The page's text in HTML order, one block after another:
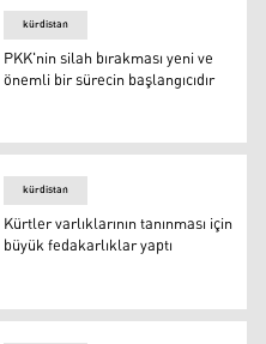
ve önemli bir sürecin
kürdistan
PKK'nin silah bırakması yeni ve
önemli bir sürecin başlangıcıdır
DEM Parti Sözcüsü
kürdistan
Kürtler varlıklarının tanınması için
büyük fedakarlıklar yaptı